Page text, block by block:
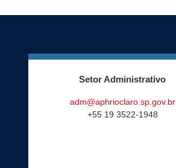
Setor Administrativo
adm@aphrioclaro.sp.gov.br
+55 19 3522-1948